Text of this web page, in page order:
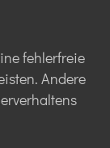
fehlerfreie
Andere